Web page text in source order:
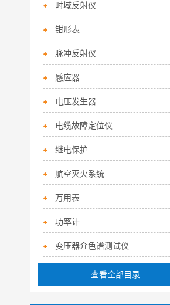
时域反射仪
钳形表
脉冲反射仪
感应器
电压发生器
电缆故障定位仪
继电保护
航空灭火系统
万用表
功率计
变压器介色谱测试仪
查看全部目录